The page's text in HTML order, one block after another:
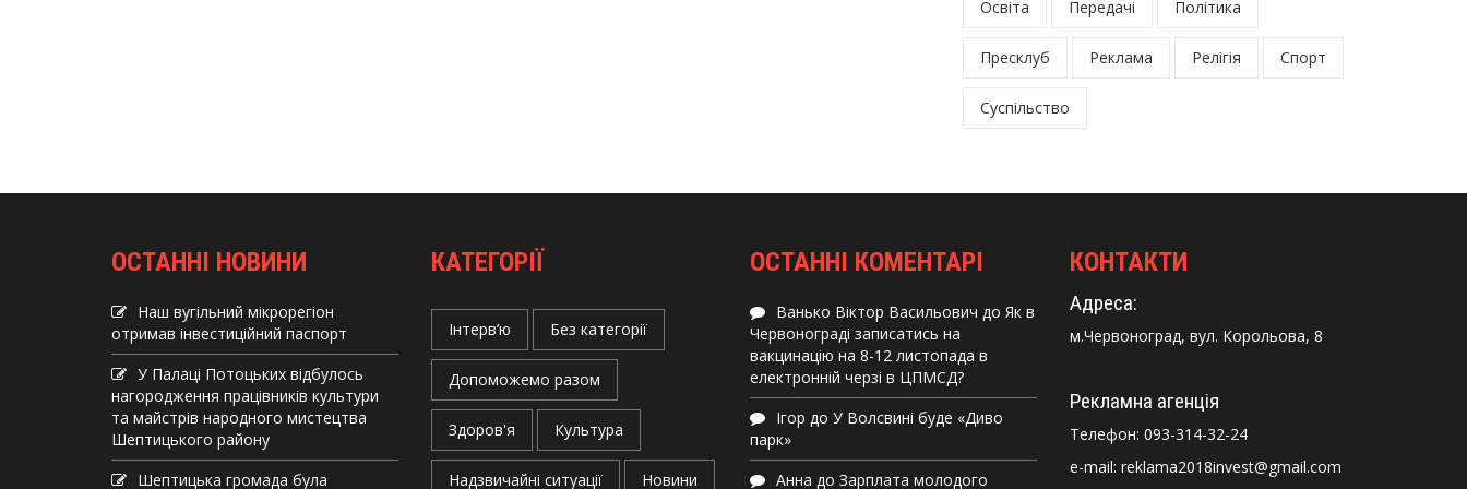
Освіта Передачі Політика
Пресклуб Реклама Релігія Спорт
Суспільство
ОСТАННІ НОВИНИ
Наш вугільний мікрорегіон
отримав інвеcтиційний паспорт
У Палаці Потоцьких відбулось
нагородження працівників культури
та майстрів народного мистецтва
Шептицького району
Шептицька громада була
КАТЕГОРІЇ
Інтерв’ю Без категорії
Допоможемо разом
Здоров'я Культура
Надзвичайні ситуації Новини
ОСТАННІ КОМЕНТАРІ
Ванько Віктор Васильович до Як в
Червонограді записатись на
вакцинацію на 8-12 листопада в
електронній черзі в ЦПМСД?
Ігор до У Волсвині буде «Диво
парк»
Анна до Зарплата молодого
КОНТАКТИ
Адреса:
м.Червоноград, вул. Корольова, 8
Рекламна агенція
Телефон: 093-314-32-24
e-mail: reklama2018invest@gmail.com